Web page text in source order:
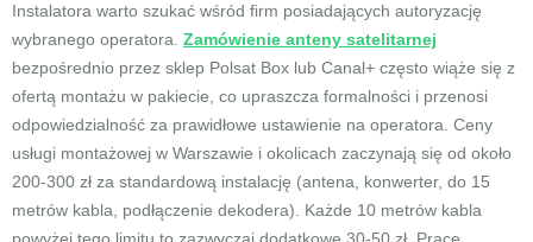
Instalatora warto szukać wśród firm posiadających autoryzację
wybranego operatora. Zamówienie anteny satelitarnej
bezpośrednio przez sklep Polsat Box lub Canal+ często wiąże się z
ofertą montażu w pakiecie, co upraszcza formalności i przenosi
odpowiedzialność za prawidłowe ustawienie na operatora. Ceny
usługi montażowej w Warszawie i okolicach zaczynają się od około
200-300 zł za standardową instalację (antena, konwerter, do 15
metrów kabla, podłączenie dekodera). Każde 10 metrów kabla